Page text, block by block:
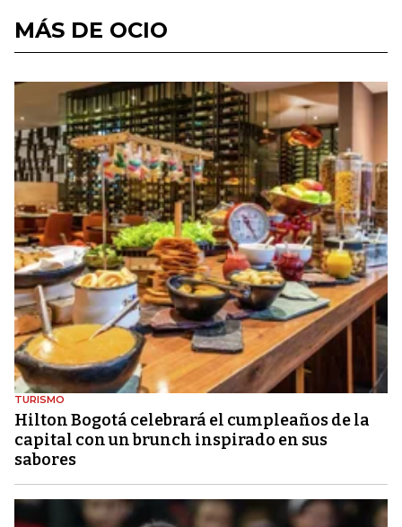
MÁS DE OCIO
TURISMO
Hilton Bogotá celebrará el cumpleaños de la
capital con un brunch inspirado en sus
sabores